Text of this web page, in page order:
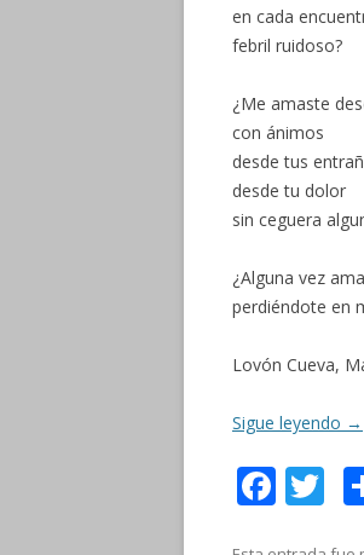
en cada
febril ruidoso?
¿Me amaste
con ánimos
desde tus
desde tu dolor
sin ceguera
¿Alguna vez
perdiéndote en
Lovón Cueva,
Sigue leyendo →
F T